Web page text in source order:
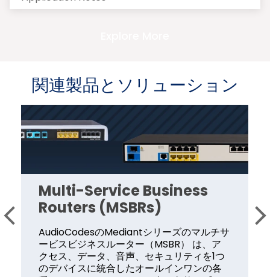
関連製品とソリューション
Multi-Service Business
Routers (MSBRs)
AudioCodesのMediantシリーズのマルチサ
ービスビジネスルーター（MSBR） は、ア
クセス、データ、音声、セキュリティを1つ
のデバイスに統合したオールインワンの各